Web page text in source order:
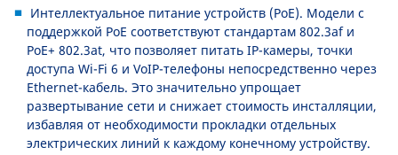
Интеллектуальное питание устройств (PoE). Модели с
поддержкой PoE соответствуют стандартам 802.3af и
PoE+ 802.3at, что позволяет питать IP-камеры, точки
доступа Wi-Fi 6 и VoIP-телефоны непосредственно через
Ethernet-кабель. Это значительно упрощает
развертывание сети и снижает стоимость инсталляции,
избавляя от необходимости прокладки отдельных
электрических линий к каждому конечному устройству.